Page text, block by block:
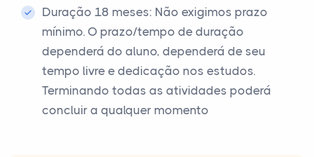
Duração 18 meses: Não exigimos prazo
mínimo. O prazo/tempo de duração
dependerá do aluno, dependerá de seu
tempo livre e dedicação nos estudos.
Terminando todas as atividades poderá
concluir a qualquer momento